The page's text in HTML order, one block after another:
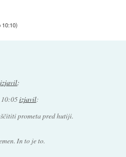
10:10)
izjavil:
izjavil:
prometa pred hutiji.
In to je to.